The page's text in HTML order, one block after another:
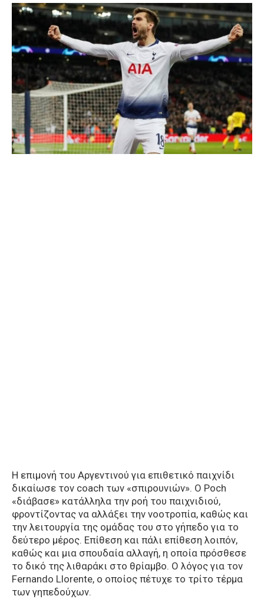
Η επιμονή του Αργεντινού για επιθετικό παιχνίδι
δικαίωσε τον coach των «σπιρουνιών». Ο Poch
«διάβασε» κατάλληλα την ροή του παιχνιδιού,
φροντίζοντας να αλλάξει την νοοτροπία, καθώς και
την λειτουργία της ομάδας του στο γήπεδο για το
δεύτερο μέρος. Επίθεση και πάλι επίθεση λοιπόν,
καθώς και μια σπουδαία αλλαγή, η οποία πρόσθεσε
το δικό της λιθαράκι στο θρίαμβο. Ο λόγος για τον
Fernando Llorente, ο οποίος πέτυχε το τρίτο τέρμα
των γηπεδούχων.